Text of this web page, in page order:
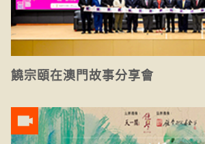
饒宗頤在澳門故事分享會